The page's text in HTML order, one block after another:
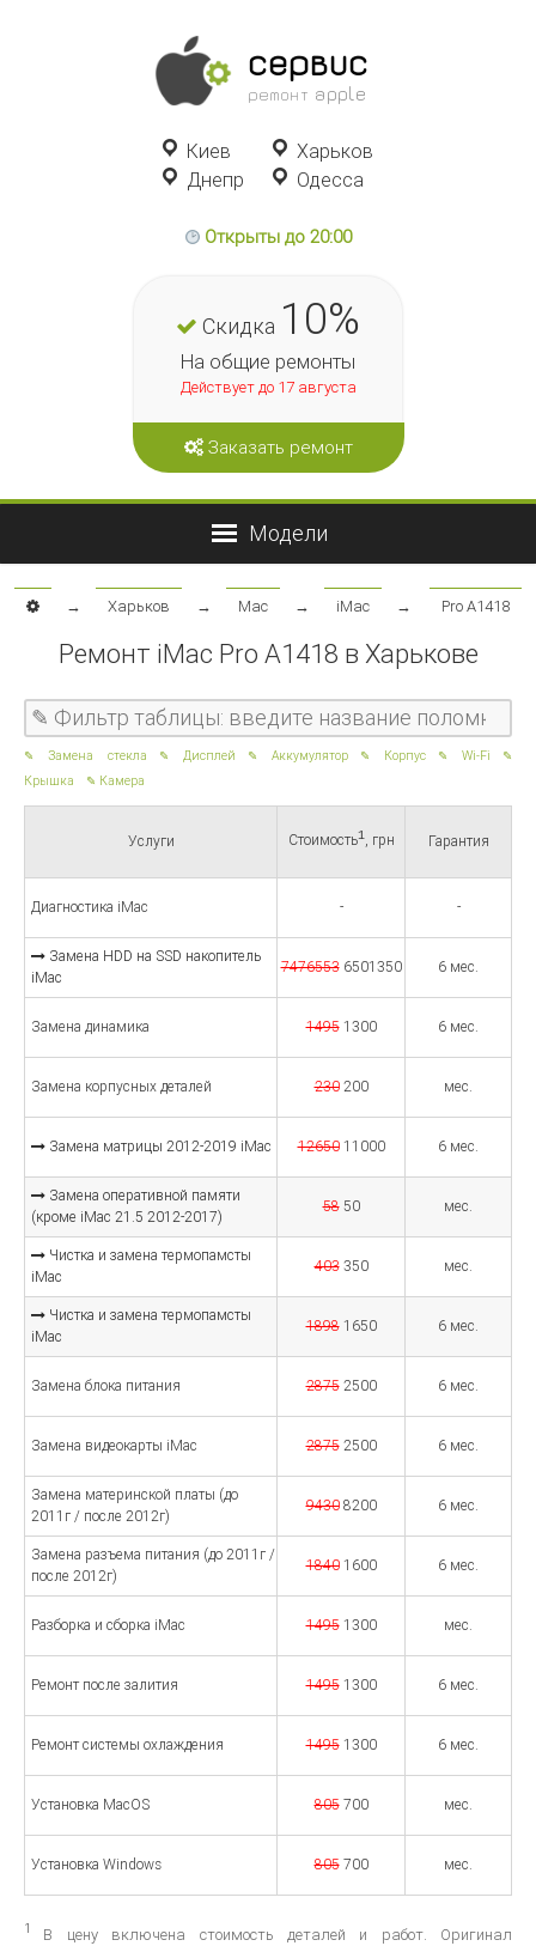
сервис
ремонт apple
Киев
Харьков
Днепр
Одесса
Открыты до 20:00
Скидка 10%
На общие ремонты
Действует до 17 августа
Заказать ремонт
→ Харьков → Mac → iMac → Pro A1418
Ремонт iMac Pro A1418 в Харькове
Замена стекла Дисплей Аккумулятор Корпус
Wi-Fi
Крышка
Камера
Услуги Стоимость1, грн Гарантия
Диагностика iMac - -
Замена HDD на SSD накопитель
iMac
74765536501350 6 мес.
Замена динамика 14951300 6 мес.
Замена корпусных деталей 230200 мес.
Замена матрицы 2012-2019 iMac 1265011000 6 мес.
Замена оперативной памяти
(кроме iMac 21.5 2012-2017)
5850 мес.
Чистка и замена термопамсты
iMac
403350 мес.
Чистка и замена термопамсты
iMac
18981650 6 мес.
Замена блока питания 28752500 6 мес.
Замена видеокарты iMac 28752500 6 мес.
Замена материнской платы (до
2011г / после 2012г)
94308200 6 мес.
Замена разъема питания (до 2011г /
после 2012г)
18401600 6 мес.
Разборка и сборка iMac 14951300 мес.
Ремонт после залития 14951300 6 мес.
Ремонт системы охлаждения 14951300 6 мес.
Установка MacOS 805700 мес.
Установка Windows 805700 мес.
1 В цену включена стоимость деталей и работ. Оригинал